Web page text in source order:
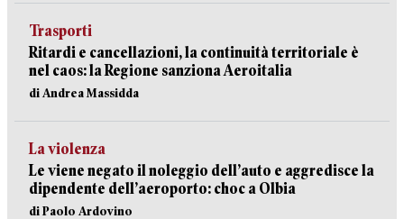
Trasporti
Ritardi e cancellazioni, la continuità territoriale è
nel caos: la Regione sanziona Aeroitalia
di Andrea Massidda
La violenza
Le viene negato il noleggio dell’auto e aggredisce la
dipendente dell’aeroporto: choc a Olbia
di Paolo Ardovino